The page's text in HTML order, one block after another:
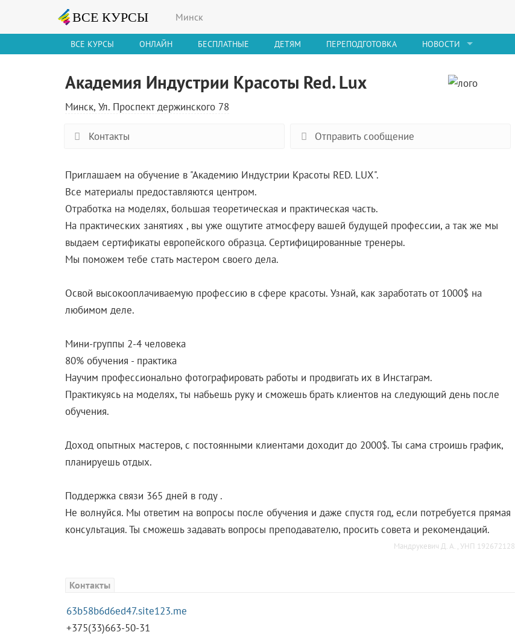
Минск
ВСЕ КУРСЫ ОНЛАЙН БЕСПЛАТНЫЕ ДЕТЯМ ПЕРЕПОДГОТОВКА НОВОСТИ
Академия Индустрии Красоты Red. Lux
Минск, Ул. Проспект держинского 78
Контакты Отправить сообщение
Приглашаем на обучение в "Академию Индустрии Красоты RED. LUX".
Все материалы предоставляются центром.
Отработка на моделях, большая теоретическая и практическая часть.
На практических занятиях , вы уже ощутите атмосферу вашей будущей профессии, а так же мы
выдаем сертификаты европейского образца. Сертифицированные тренеры.
Мы поможем тебе стать мастером своего дела.
Освой высокооплачиваемую профессию в сфере красоты. Узнай, как заработать от 1000$ на
любимом деле.
Мини-группы 2-4 человека
80% обучения - практика
Научим профессионально фотографировать работы и продвигать их в Инстаграм.
Практикуясь на моделях, ты набьешь руку и сможешь брать клиентов на следующий день после
обучения.
Доход опытных мастеров, с постоянными клиентами доходит до 2000$. Ты сама строишь график,
планируешь отдых.
Поддержка связи 365 дней в году .
Не волнуйся. Мы ответим на вопросы после обучения и даже спустя год, если потребуется прямая
консультация. Ты сможешь задавать вопросы преподавателю, просить совета и рекомендаций.
Мандрукевич Д. А. , УНП 192672128
Контакты
63b58b6d6ed47.site123.me
+375(33)663-50-31